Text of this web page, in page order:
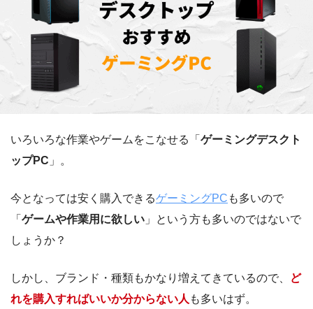
いろいろな作業やゲームをこなせる「 ゲーミングデスクト
ップPC 」。
今となっては安く購入できるゲーミングPC も多いので
「 ゲームや作業用に欲しい 」という方も多いのではないで
しょうか？
しかし、ブランド・種類もかなり増えてきているので、
ど
れを購入すればいいか分からない人 も多いはず。